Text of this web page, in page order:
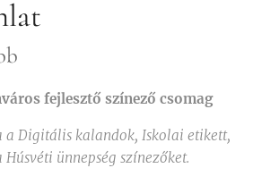
fejlesztő színező csomag
a Digitális kalandok, Iskolai etikett,
ünnepség színezőket.